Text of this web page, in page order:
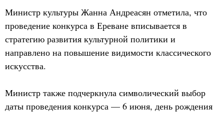
Министр культуры Жанна Андреасян отметила, что
проведение конкурса в Ереване вписывается в
стратегию развития культурной политики и
направлено на повышение видимости классического
искусства.
Министр также подчеркнула символический выбор
даты проведения конкурса — 6 июня, день рождения